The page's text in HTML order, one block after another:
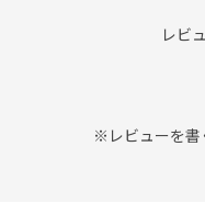
レビ
※レビューを書